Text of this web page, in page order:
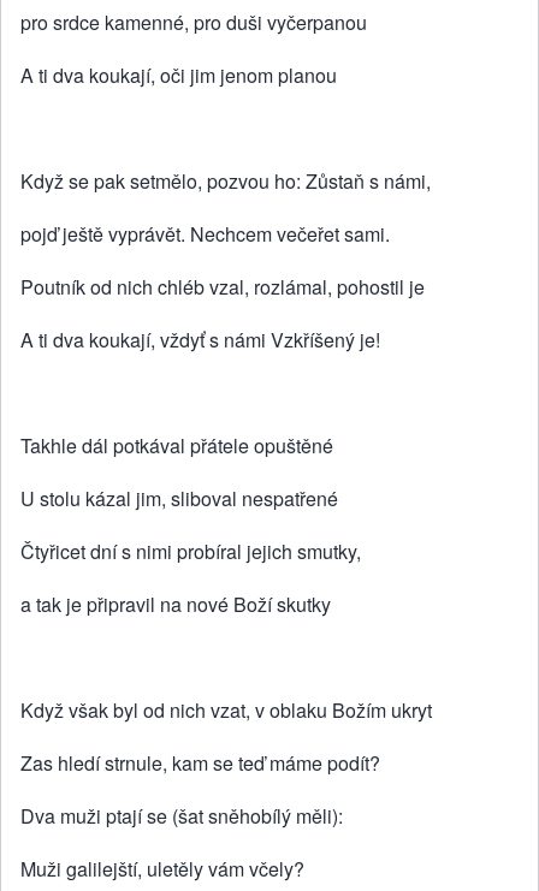
pro srdce kamenné, pro duši vyčerpanou
A ti dva koukají, oči jim jenom planou
Když se pak setmělo, pozvou ho: Zůstaň s námi,
pojď ještě vyprávět. Nechcem večeřet sami.
Poutník od nich chléb vzal, rozlámal, pohostil je
A ti dva koukají, vždyť s námi Vzkříšený je!
Takhle dál potkával přátele opuštěné
U stolu kázal jim, sliboval nespatřené
Čtyřicet dní s nimi probíral jejich smutky,
a tak je připravil na nové Boží skutky
Když však byl od nich vzat, v oblaku Božím ukryt
Zas hledí strnule, kam se teď máme podít?
Dva muži ptají se (šat sněhobílý měli):
Muži galilejští, uletěly vám včely?